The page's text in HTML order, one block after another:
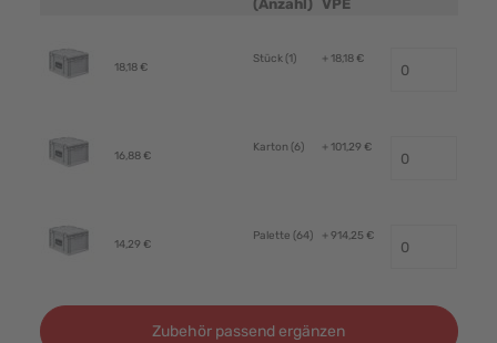
(Anzahl) VPE
18,18 €
Stück (1) + 18,18 €
16,88 €
Karton (6) + 101,29 €
14,29 €
Palette (64) + 914,25 €
Zubehör passend ergänzen